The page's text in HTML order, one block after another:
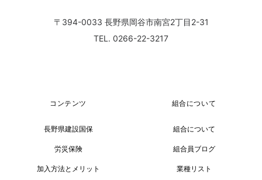
〒394-0033 長野県岡谷市南宮2丁目2-31
TEL. 0266-22-3217
コンテンツ
長野県建設国保
労災保険
加入方法とメリット
組合について
組合について
組合員ブログ
業種リスト